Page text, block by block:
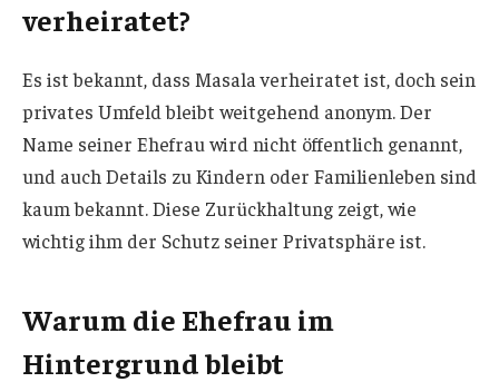
verheiratet?
Es ist bekannt, dass Masala verheiratet ist, doch sein
privates Umfeld bleibt weitgehend anonym. Der
Name seiner Ehefrau wird nicht öffentlich genannt,
und auch Details zu Kindern oder Familienleben sind
kaum bekannt. Diese Zurückhaltung zeigt, wie
wichtig ihm der Schutz seiner Privatsphäre ist.
Warum die Ehefrau im
Hintergrund bleibt